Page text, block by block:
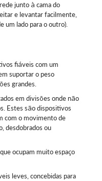
junto à cama do
e levantar facilmente,
um lado para o outro).
fiáveis com um
suportar o peso
grandes.
em divisões onde não
Estes são dispositivos
com o movimento de
desdobrados ou
ocupam muito espaço
leves, concebidas para